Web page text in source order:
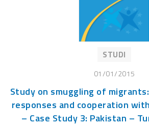
STUDI
01/01/2015
Study on smuggling of
responses and cooperation
– Case Study 3: Pakistan –